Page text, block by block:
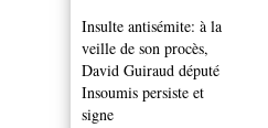
Insulte antisémite: à la
veille de son procès,
David Guiraud député
Insoumis persiste et
signe